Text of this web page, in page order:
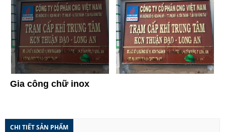
Gia công chữ inox
CHI TIẾT SẢN PHẨM